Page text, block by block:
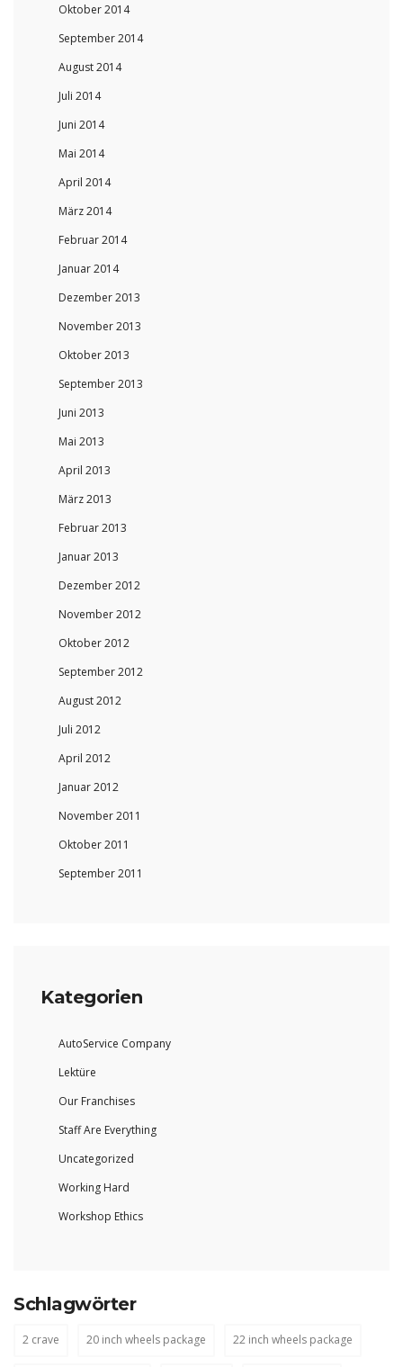
Oktober 2014
September 2014
August 2014
Juli 2014
Juni 2014
Mai 2014
April 2014
März 2014
Februar 2014
Januar 2014
Dezember 2013
November 2013
Oktober 2013
September 2013
Juni 2013
Mai 2013
April 2013
März 2013
Februar 2013
Januar 2013
Dezember 2012
November 2012
Oktober 2012
September 2012
August 2012
Juli 2012
April 2012
Januar 2012
November 2011
Oktober 2011
September 2011
Kategorien
AutoService Company
Lektüre
Our Franchises
Staff Are Everything
Uncategorized
Working Hard
Workshop Ethics
Schlagwörter
2 crave 20 inch wheels package 22 inch wheels package